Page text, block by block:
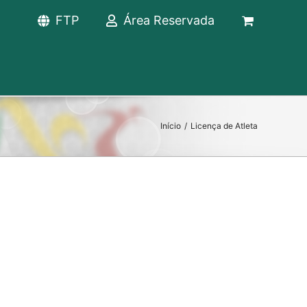
FTP Área Reservada
Início / Licença de Atleta